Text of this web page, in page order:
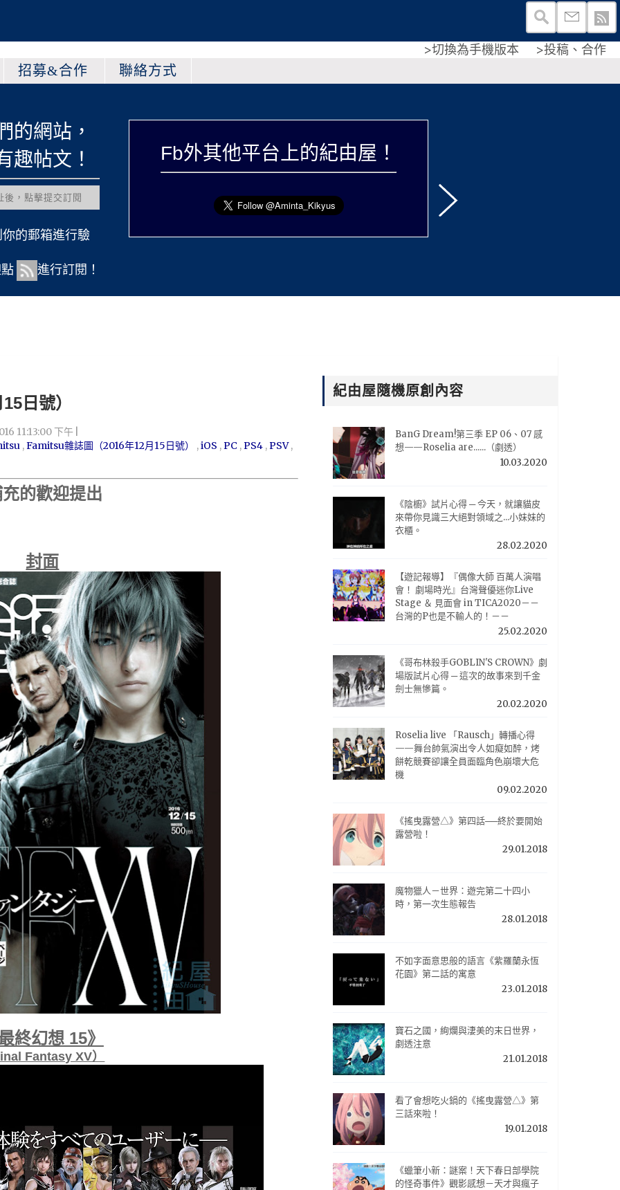
>切換為手機版本 >投稿、合作
招募&合作 聯絡方式
的網站，
趣帖文！
的郵箱進行驗
進行訂閱！
Fb外其他平台上的紀由屋！
日號）
11:13:00 下午
,Famitsu雜誌圖（2016年12月15日號） ,iOS ,PC ,PS4 ,PSV,
的歡迎提出
封面
終幻想 15》
Fantasy XV）
紀由屋隨機原創內容
BanG Dream!第三季 EP 06、07 感
想——Roselia are......（劇透）
10.03.2020
《陰櫥》試片心得 ─ 今天，就讓貓皮
來帶你見識三大絕對領域之...小妹妹的
衣櫃。
28.02.2020
【遊記報導】『偶像大師 百萬人演唱
會！ 劇場時光』台灣聲優迷你Live
Stage ＆ 見面會 in TICA2020－－
台灣的P也是不輸人的！－－
25.02.2020
《哥布林殺手GOBLIN'S CROWN》劇
場版試片心得 ─ 這次的故事來到千金
劍士無慘篇。
20.02.2020
Roselia live 「Rausch」轉播心得
——舞台帥氣演出令人如癡如醉，烤
餅乾競賽卻讓全員面臨角色崩壞大危
機
09.02.2020
《搖曳露營△》第四話──終於要開始
露營啦！
29.01.2018
魔物獵人－世界：遊完第二十四小
時，第一次生態報告
28.01.2018
不如字面意思般的語言《紫羅蘭永恆
花園》第二話的寓意
23.01.2018
寶石之國，絢爛與淒美的末日世界，
劇透注意
21.01.2018
看了會想吃火鍋的《搖曳露營△》第
三話來啦！
19.01.2018
《蠟筆小新：謎案！天下春日部學院
的怪奇事件》觀影感想－天才與瘋子